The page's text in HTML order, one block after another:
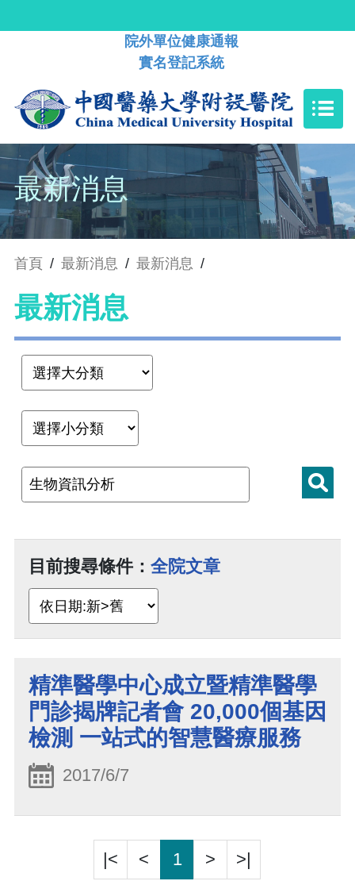
院外單位健康通報
實名登記系統
最新消息
首頁 / 最新消息 / 最新消息 /
最新消息
目前搜尋條件： 全院文章
精準醫學中心成立暨精準醫學
門診揭牌記者會 20,000個基因
檢測 一站式的智慧醫療服務
2017/6/7
|< < 1 > >|